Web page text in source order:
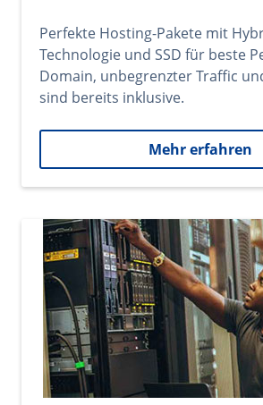
Perfekte Hosting-Pakete mit
Technologie und SSD für beste
Domain, unbegrenzter Traffic
sind bereits inklusive.
Mehr erfahren